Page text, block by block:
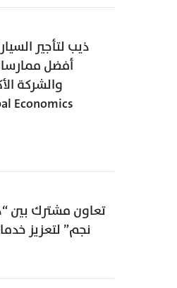
أفضل
والشركة
تعاون مشترك بين
نجم” لتعزيز